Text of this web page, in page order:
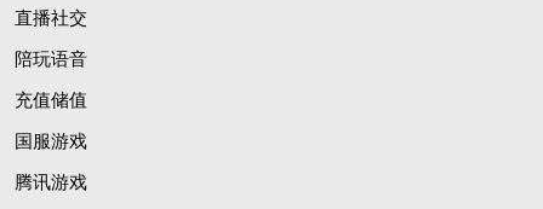
直播社交
陪玩语音
充值储值
国服游戏
腾讯游戏